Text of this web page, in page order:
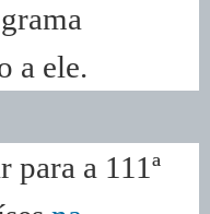
a ele.
para a 111ª